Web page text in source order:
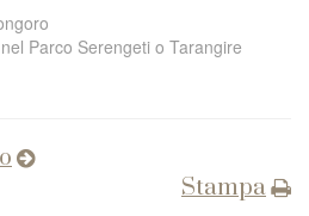
Parco Serengeti o Tarangire
Stampa